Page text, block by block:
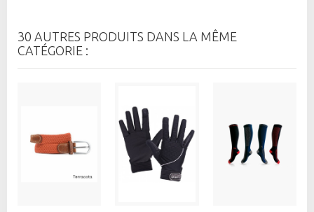
30 AUTRES PRODUITS DANS LA MÊME
CATÉGORIE :